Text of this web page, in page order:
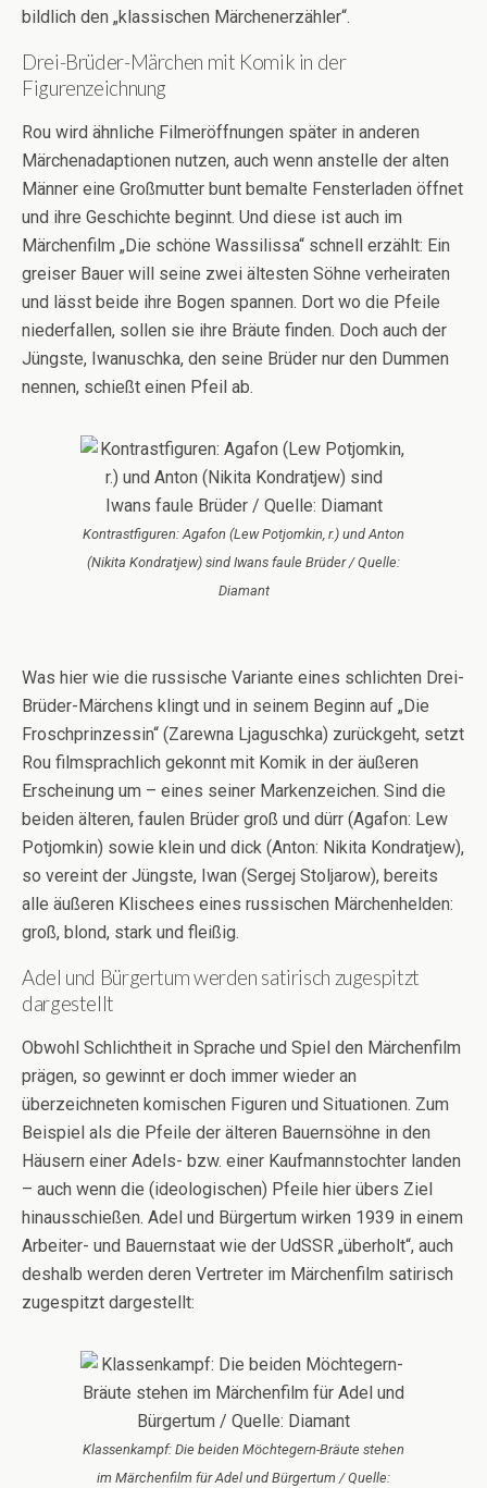
bildlich den „klassischen Märchenerzähler“.
Drei-Brüder-Märchen mit Komik in der
Figurenzeichnung
Rou wird ähnliche Filmeröffnungen später in anderen
Märchenadaptionen nutzen, auch wenn anstelle der alten
Männer eine Großmutter bunt bemalte Fensterladen öffnet
und ihre Geschichte beginnt. Und diese ist auch im
Märchenfilm „Die schöne Wassilissa“ schnell erzählt: Ein
greiser Bauer will seine zwei ältesten Söhne verheiraten
und lässt beide ihre Bogen spannen. Dort wo die Pfeile
niederfallen, sollen sie ihre Bräute finden. Doch auch der
Jüngste, Iwanuschka, den seine Brüder nur den Dummen
nennen, schießt einen Pfeil ab.
Kontrastfiguren: Agafon (Lew Potjomkin, r.) und Anton
(Nikita Kondratjew) sind Iwans faule Brüder / Quelle:
Diamant
Was hier wie die russische Variante eines schlichten Drei-
Brüder-Märchens klingt und in seinem Beginn auf „Die
Froschprinzessin“ (Zarewna Ljaguschka) zurückgeht, setzt
Rou filmsprachlich gekonnt mit Komik in der äußeren
Erscheinung um – eines seiner Markenzeichen. Sind die
beiden älteren, faulen Brüder groß und dürr (Agafon: Lew
Potjomkin) sowie klein und dick (Anton: Nikita Kondratjew),
so vereint der Jüngste, Iwan (Sergej Stoljarow), bereits
alle äußeren Klischees eines russischen Märchenhelden:
groß, blond, stark und fleißig.
Adel und Bürgertum werden satirisch zugespitzt
dargestellt
Obwohl Schlichtheit in Sprache und Spiel den Märchenfilm
prägen, so gewinnt er doch immer wieder an
überzeichneten komischen Figuren und Situationen. Zum
Beispiel als die Pfeile der älteren Bauernsöhne in den
Häusern einer Adels- bzw. einer Kaufmannstochter landen
– auch wenn die (ideologischen) Pfeile hier übers Ziel
hinausschießen. Adel und Bürgertum wirken 1939 in einem
Arbeiter- und Bauernstaat wie der UdSSR „überholt“, auch
deshalb werden deren Vertreter im Märchenfilm satirisch
zugespitzt dargestellt:
Klassenkampf: Die beiden Möchtegern-Bräute stehen
im Märchenfilm für Adel und Bürgertum / Quelle: